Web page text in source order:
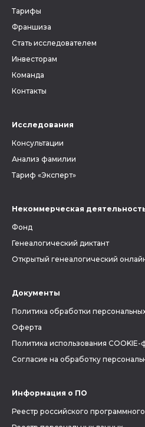
Тарифы
Франшиза
Стать исследователем
Инвесторам
Команда
Контакты
Исследования
Консультации
Анализ фамилии
Тариф «Эксперт»
Некоммерческая
Фонд
Генеалогический диктант
Открытый генеалогический
Документы
Политика обработки
Оферта
Политика использования COOKIE-
Согласие на обработку
Информация о ПО
Реестр российского